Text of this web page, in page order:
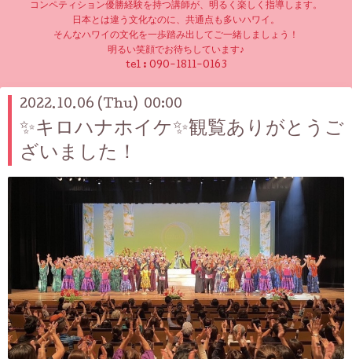
コンペティション優勝経験を持つ講師が、明るく楽しく指導します。
日本とは違う文化なのに、共通点も多いハワイ。
そんなハワイの文化を一歩踏み出してご一緒しましょう！
明るい笑顔でお待ちしています♪
tel : 090-1811-0163
2022.10.06 (Thu) 00:00
✨キロハナホイケ✨観覧ありがとうご
ざいました！